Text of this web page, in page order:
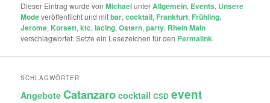
Dieser Eintrag wurde vonMichaelunterAllgemein, Events, Unsere
Modeveröffentlicht und mitbar,cocktail, Frankfurt, Frühling,
Jerome, Korsett,ktc,lacing,Ostern,party, Rhein Main
verschlagwortet. Setze ein Lesezeichen für den Permalink.
SCHLAGWÖRTER
Angebote Catanzaro cocktail CSD event